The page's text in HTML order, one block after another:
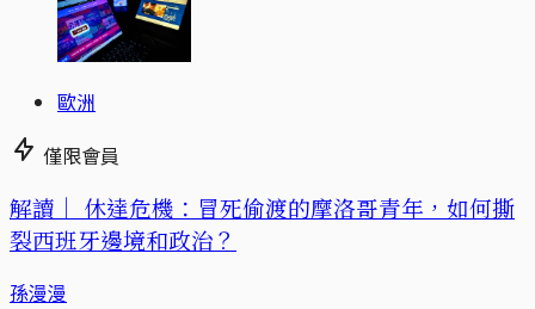
歐洲
僅限會員
解讀｜ 休達危機：冒死偷渡的摩洛哥青年，如何撕
裂西班牙邊境和政治？
孫漫漫